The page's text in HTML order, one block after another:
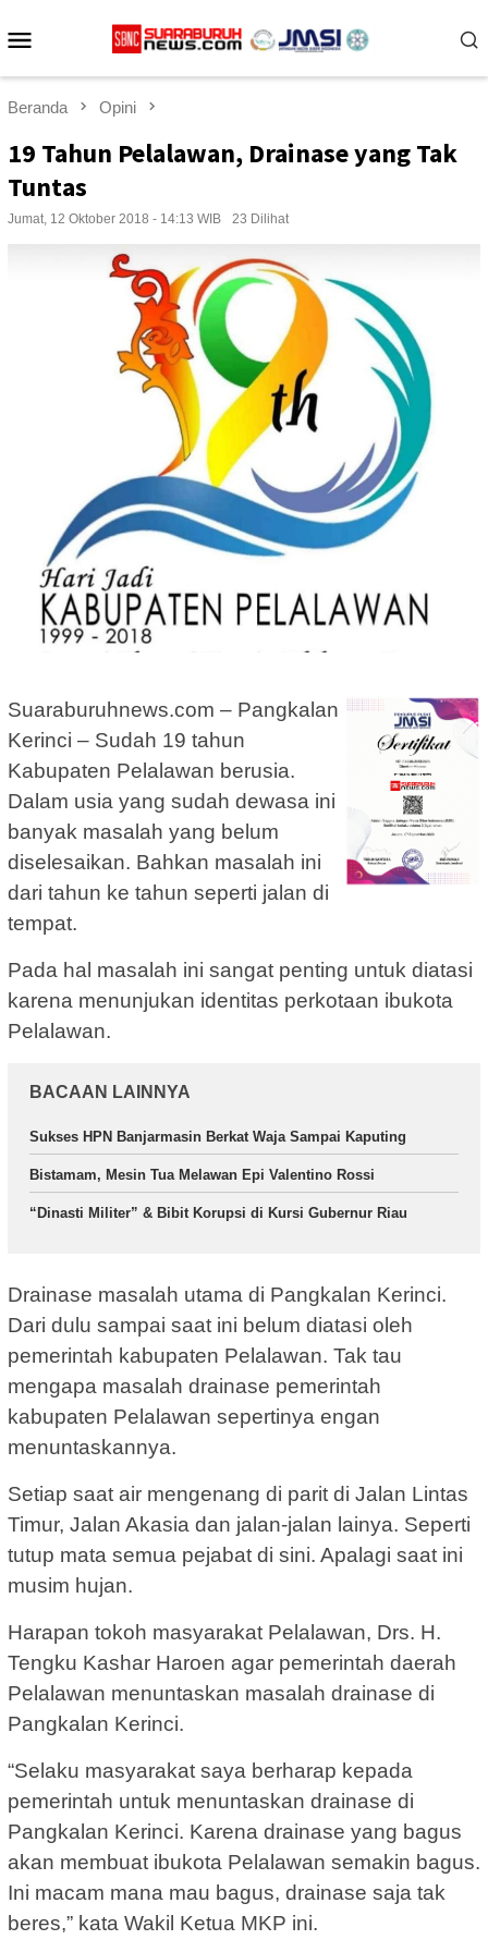
ke
Beranda Opini
19 Tahun Pelalawan, Drainase yang Tak
Tuntas
Jumat, 12 Oktober 2018 - 14:13 WIB 23 Dilihat
Suaraburuhnews.com – Pangkalan
Kerinci – Sudah 19 tahun
Kabupaten Pelalawan berusia.
Dalam usia yang sudah dewasa ini
banyak masalah yang belum
diselesaikan. Bahkan masalah ini
dari tahun ke tahun seperti jalan di
tempat.
Pada hal masalah ini sangat penting untuk diatasi
karena menunjukan identitas perkotaan ibukota
Pelalawan.
BACAAN LAINNYA
Sukses HPN Banjarmasin Berkat Waja Sampai Kaputing
Bistamam, Mesin Tua Melawan Epi Valentino Rossi
“Dinasti Militer” & Bibit Korupsi di Kursi Gubernur Riau
Drainase masalah utama di Pangkalan Kerinci.
Dari dulu sampai saat ini belum diatasi oleh
pemerintah kabupaten Pelalawan. Tak tau
mengapa masalah drainase pemerintah
kabupaten Pelalawan sepertinya engan
menuntaskannya.
Setiap saat air mengenang di parit di Jalan Lintas
Timur, Jalan Akasia dan jalan-jalan lainya. Seperti
tutup mata semua pejabat di sini. Apalagi saat ini
musim hujan.
Harapan tokoh masyarakat Pelalawan, Drs. H.
Tengku Kashar Haroen agar pemerintah daerah
Pelalawan menuntaskan masalah drainase di
Pangkalan Kerinci.
“Selaku masyarakat saya berharap kepada
pemerintah untuk menuntaskan drainase di
Pangkalan Kerinci. Karena drainase yang bagus
akan membuat ibukota Pelalawan semakin bagus.
Ini macam mana mau bagus, drainase saja tak
beres,” kata Wakil Ketua MKP ini.